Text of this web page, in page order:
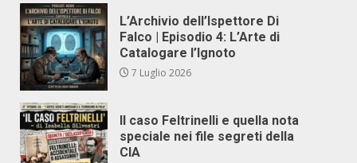
L’Archivio dell’Ispettore Di
Falco | Episodio 4: L’Arte di
Catalogare l’Ignoto
7 Luglio 2026
Il caso Feltrinelli e quella nota
speciale nei file segreti della
CIA